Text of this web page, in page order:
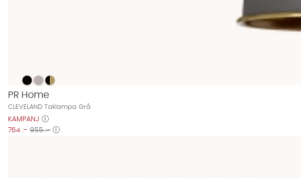
CLEVELAND Taklampa Grå Finns även i dessa färger:
CLEVELAND Taklampa Grå
CLEVELAND Taklampa Grå
CLEVELAND Taklampa Grå
PR Home
CLEVELAND Taklampa Grå
KAMPANJ
764 :- 955 :-